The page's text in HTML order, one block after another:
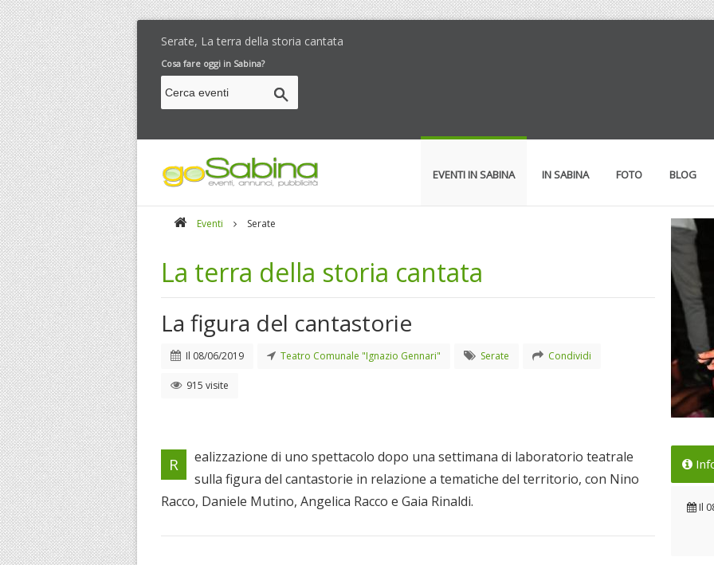
Serate, La terra della storia cantata
Cosa fare oggi in Sabina?
EVENTI IN SABINA IN SABINA FOTO BLOG
Eventi Serate
La terra della storia cantata
La figura del cantastorie
Il 08/06/2019 Teatro Comunale "Ignazio Gennari" Serate Condividi
915 visite
La
Il
R
ealizzazione di uno spettacolo dopo una settimana di laboratorio teatrale
sulla figura del cantastorie in relazione a tematiche del territorio, con Nino
Racco, Daniele Mutino, Angelica Racco e Gaia Rinaldi.
Il